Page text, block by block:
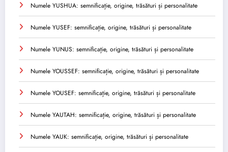
Numele YUSHUA: semnificație, origine, trăsături și personalitate
Numele YUSEF: semnificație, origine, trăsături și personalitate
Numele YUNUS: semnificație, origine, trăsături și personalitate
Numele YOUSSEF: semnificație, origine, trăsături și personalitate
Numele YOUSEF: semnificație, origine, trăsături și personalitate
Numele YAUTAH: semnificație, origine, trăsături și personalitate
Numele YAUK: semnificație, origine, trăsături și personalitate